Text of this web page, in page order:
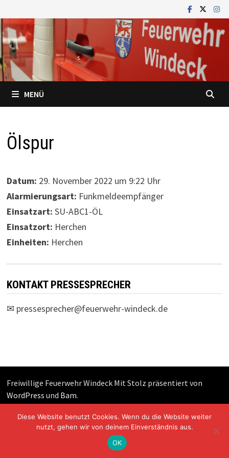
Inhalt
springen
MENÜ
Ölspur
Datum: 29. November 2022 um 9:22 Uhr
Alarmierungsart: Funkmeldeempfänger
Einsatzart: SU-ABC1-ÖL
Einsatzort: Herchen
Einheiten: Herchen
KONTAKT PRESSESPRECHER
✉ pressesprecher@feuerwehr-windeck.de
Freiwillige Feuerwehr Windeck Mit Stolz präsentiert von
WordPress und Bam.
Diese Website benutzt Cookies. Wenn du die Website weiter
nutzt, gehen wir von deinem Einverständnis aus.
OK